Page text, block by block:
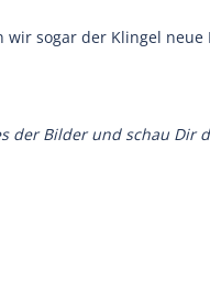
wir sogar der Klingel
der Bilder und schau Dir